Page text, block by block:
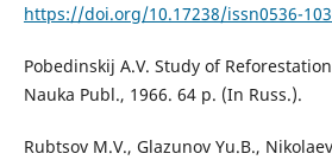
https://doi.org/10.17238/issn0536-
Pobedinskij A.V. Study of
Nauka Publ., 1966. 64 p. (In Russ.).
Rubtsov M.V., Glazunov Yu.B.,